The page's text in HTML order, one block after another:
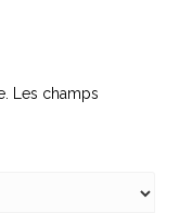
Les champs